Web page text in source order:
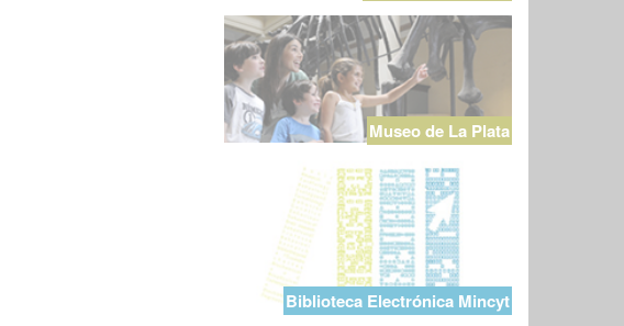
Museo de La Plata
Biblioteca Electrónica Mincyt